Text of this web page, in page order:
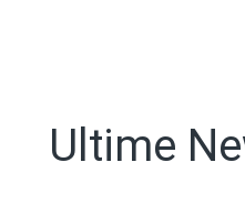
Ultime